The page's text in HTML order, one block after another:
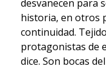
desvanecen para
historia, en otros
continuidad.
protagonistas de
dice. Son bocas